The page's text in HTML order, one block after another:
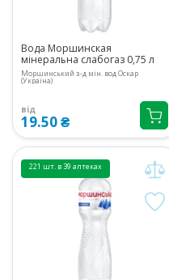
Вода Моршинская
мінеральна слабогаз 0,75 л
Моршинський з-д мін. вод Оскар
(Україна)
від
19.50 ₴
221 шт. в 39 аптеках